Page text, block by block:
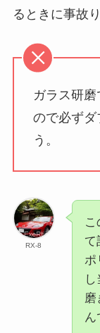
るときに事故
ガラス研
ので必ずダ
う。
RX-8
こ
て
ポ
ん